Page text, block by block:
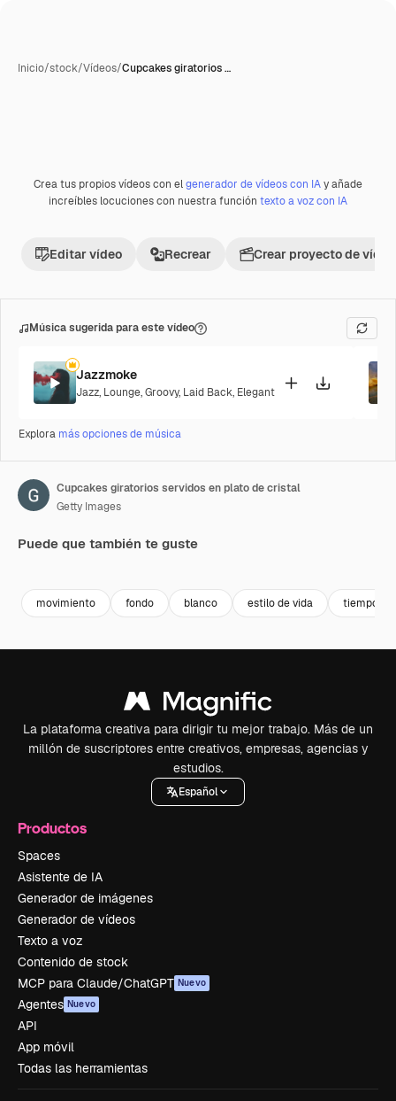
Inicio/stock/Vídeos/Cupcakes giratorios …
Premium
Crea tus propios vídeos con elgenerador de vídeos con IAy añade
increíbles locuciones con nuestra función texto a voz con IA
Editar vídeo Recrear Crear proyecto de vídeo
Música sugerida para este vídeo
Jazzmoke
Jazz, Lounge,Groovy, Laid Back, Elegant
Explora más opciones de música
Cupcakes giratorios servidos en plato de cristal
Getty Images
Puede que también te guste
movimiento fondo blanco estilo de vida tiempo
La plataforma creativa para dirigir tu mejor trabajo. Más de un
millón de suscriptores entre creativos, empresas, agencias y
estudios.
Español
Productos
Spaces
Asistente de IA
Generador de imágenes
Generador de vídeos
Texto a voz
Contenido de stock
MCP para Claude/ChatGPT Nuevo
Agentes Nuevo
API
App móvil
Todas las herramientas